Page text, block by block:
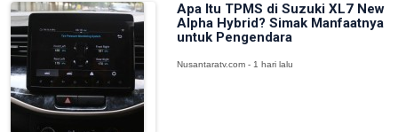
Apa Itu TPMS di Suzuki XL7 New
Alpha Hybrid? Simak Manfaatnya
untuk Pengendara
Nusantaratv.com - 1 hari lalu